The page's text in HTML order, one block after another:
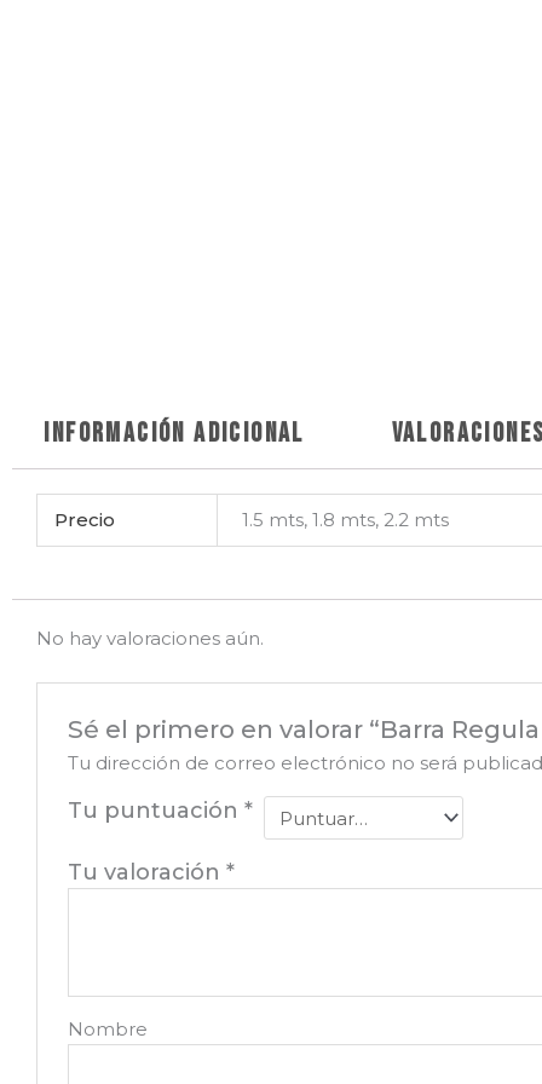
Información adicional
Precio 1.5 mts, 1.8 mts, 2.2 mts
No hay valoraciones aún.
Sé el primero en valorar “Barra
Tu dirección de correo electrónico no será
Tu puntuación*
Tu valoración*
Nombre